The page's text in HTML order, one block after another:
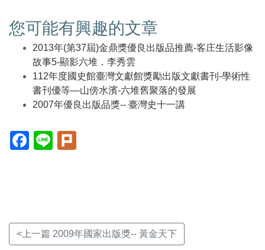
您可能有興趣的文章
2013年(第37屆)金鼎獎優良出版品推薦-客庄生活影像
故事5-顯影六堆．李秀雲
112年度國史館臺灣文獻館獎勵出版文獻書刊-學術性
書刊優等—山傍水濱-六堆舊聚落的發展
2007年優良出版品獎-- 臺灣史十一講
Facebook(另
開
Line(另
開
<上一篇 2009年國家出版獎-- 黃金天下